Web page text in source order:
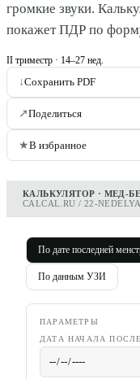
громкие звуки.
покажет ПДР по
II триместр · 14–27 нед.
↓Сохранить PDF
↗Поделиться
★В избранное
КАЛЬКУЛЯТОР · МЕД-
CALCAL.RU / 22-
По дате последней
По данным УЗИ
ПАРАМЕТРЫ
ДАТА НАЧАЛА